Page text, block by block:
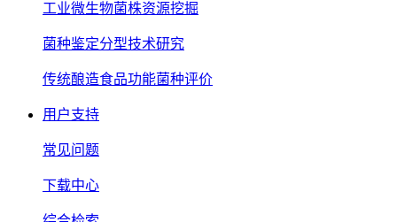
工业微生物菌株资源挖掘
菌种鉴定分型技术研究
传统酿造食品功能菌种评价
用户支持
常见问题
下载中心